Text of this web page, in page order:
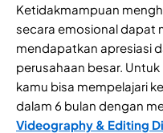
Ketidakmampuan
secara emosional dapat
mendapatkan apresiasi
perusahaan besar.
kamu bisa mempelajari
dalam 6 bulan dengan
Videography & Editing